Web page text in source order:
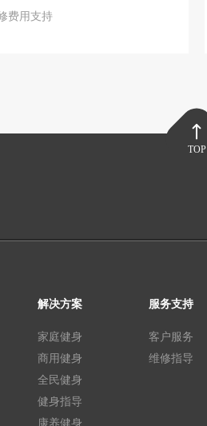
费用支持
TOP
解决方案
家庭健身
商用健身
全民健身
健身指导
康养健身
服务支持
客户服务
维修指导